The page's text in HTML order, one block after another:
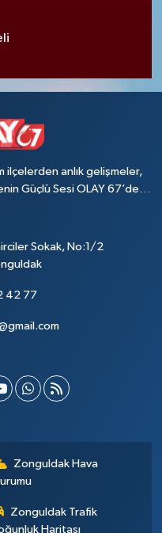
anlık gelişmeler,
Güçlü Sesi OLAY 67’de…
Sokak, No:1/2
42 77
Zonguldak Hava
Zonguldak Trafik
Haritası